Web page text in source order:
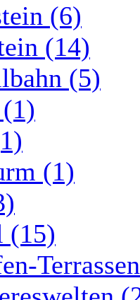
(6)
(14)
(5)
(1)
(15)